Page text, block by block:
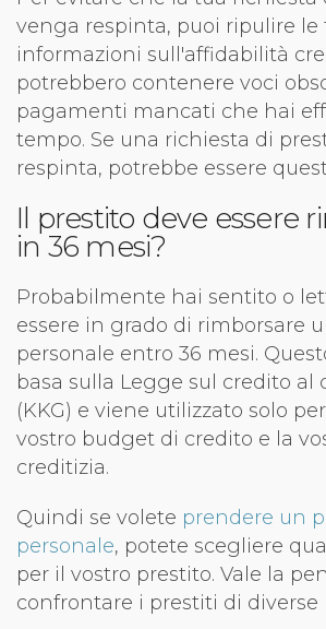
venga respinta, puoi ripulire le
informazioni sull'affidabilità
potrebbero contenere voci
pagamenti mancati che hai
tempo. Se una richiesta di
respinta, potrebbe essere
Il prestito deve essere
in 36 mesi?
Probabilmente hai sentito o
essere in grado di rimborsare
personale entro 36 mesi.
basa sulla Legge sul credito al
(KKG) e viene utilizzato solo
vostro budget di credito e la
creditizia.
Quindi se volete prendere un
personale, potete scegliere
per il vostro prestito. Vale la
confrontare i prestiti di diverse